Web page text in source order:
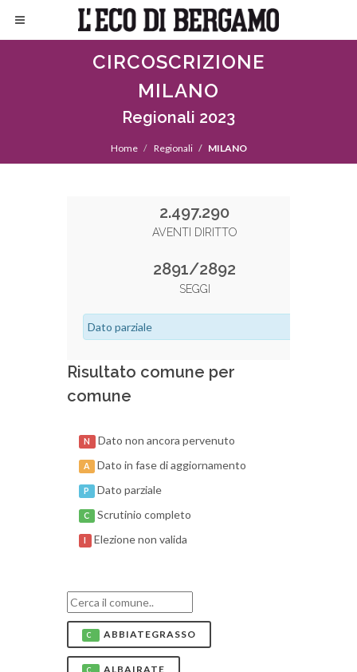
CIRCOSCRIZIONE
MILANO
Regionali 2023
Home Regionali MILANO
2.497.290
AVENTI DIRITTO
2891/2892
SEGGI
Dato parziale
Risultato comune per
comune
N Dato non ancora pervenuto
A Dato in fase di aggiornamento
P Dato parziale
C Scrutinio completo
I Elezione non valida
C ABBIATEGRASSO
C ALBAIRATE